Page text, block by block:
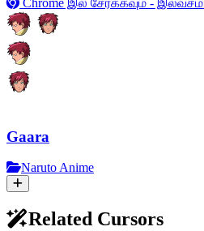
Gaara
Naruto Anime
Related Cursors